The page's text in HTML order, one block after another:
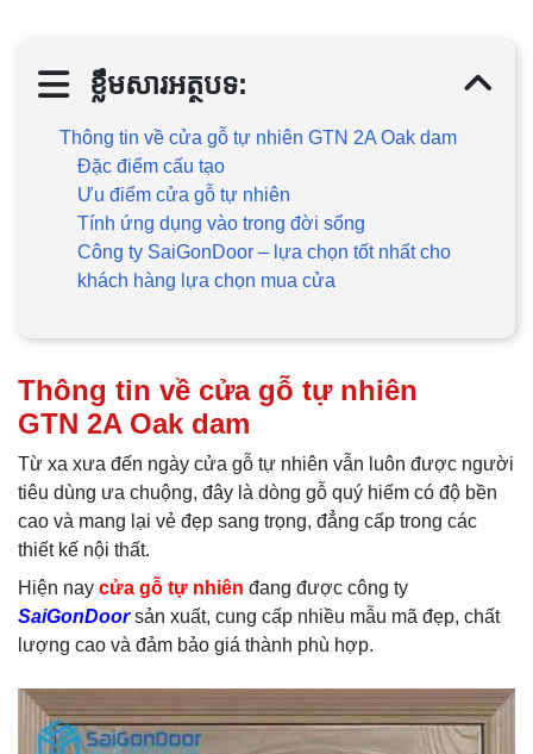
ខ្លឹមសារអត្ថបទ:
Thông tin về cửa gỗ tự nhiên GTN 2A Oak dam
Đặc điểm cấu tạo
Ưu điểm cửa gỗ tự nhiên
Tính ứng dụng vào trong đời sống
Công ty SaiGonDoor – lựa chọn tốt nhất cho
khách hàng lựa chọn mua cửa
Thông tin về cửa gỗ tự nhiên
GTN 2A Oak dam
Từ xa xưa đến ngày cửa gỗ tự nhiên vẫn luôn được người
tiêu dùng ưa chuộng, đây là dòng gỗ quý hiếm có độ bền
cao và mang lại vẻ đẹp sang trọng, đẳng cấp trong các
thiết kế nội thất.
Hiện nay cửa gỗ tự nhiên đang được công ty
SaiGonDoorsản xuất, cung cấp nhiều mẫu mã đẹp, chất
lượng cao và đảm bảo giá thành phù hợp.